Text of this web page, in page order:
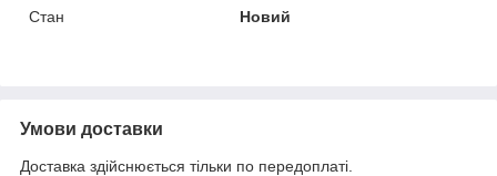
Стан
Новий
Умови доставки
Доставка здійснюється тільки по передоплаті.